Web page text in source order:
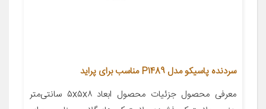
سردنده پاسیکو مدل P1489 مناسب برای پراید
معرفی محصول جزئیات محصول ابعاد ۵x۵x۸ سانتی‌متر